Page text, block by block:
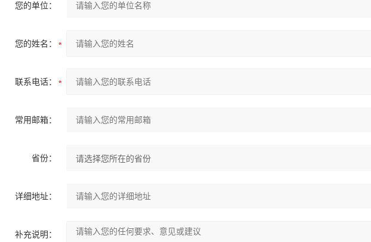
您的单位：
您的姓名：
联系电话：
常用邮箱：
省份：
详细地址：
补充说明：